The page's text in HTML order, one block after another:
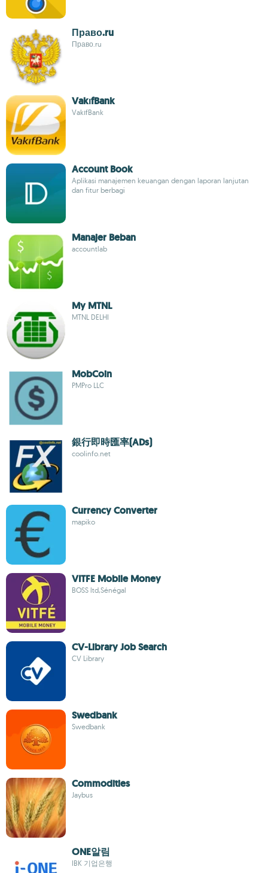
Право.ru
Право.ru
VakıfBank
VakıfBank
Account Book
Aplikasi manajemen keuangan dengan laporan lanjutan
dan fitur berbagi
Manajer Beban
accountlab
My MTNL
MTNL DELHI
MobCoin
PMPro LLC
銀行即時匯率(ADs)
coolinfo.net
Currency Converter
mapiko
VITFE Mobile Money
BOSS ltd,Sénégal
CV-Library Job Search
CV Library
Swedbank
Swedbank
Commodities
Jaybus
ONE알림
IBK 기업은행